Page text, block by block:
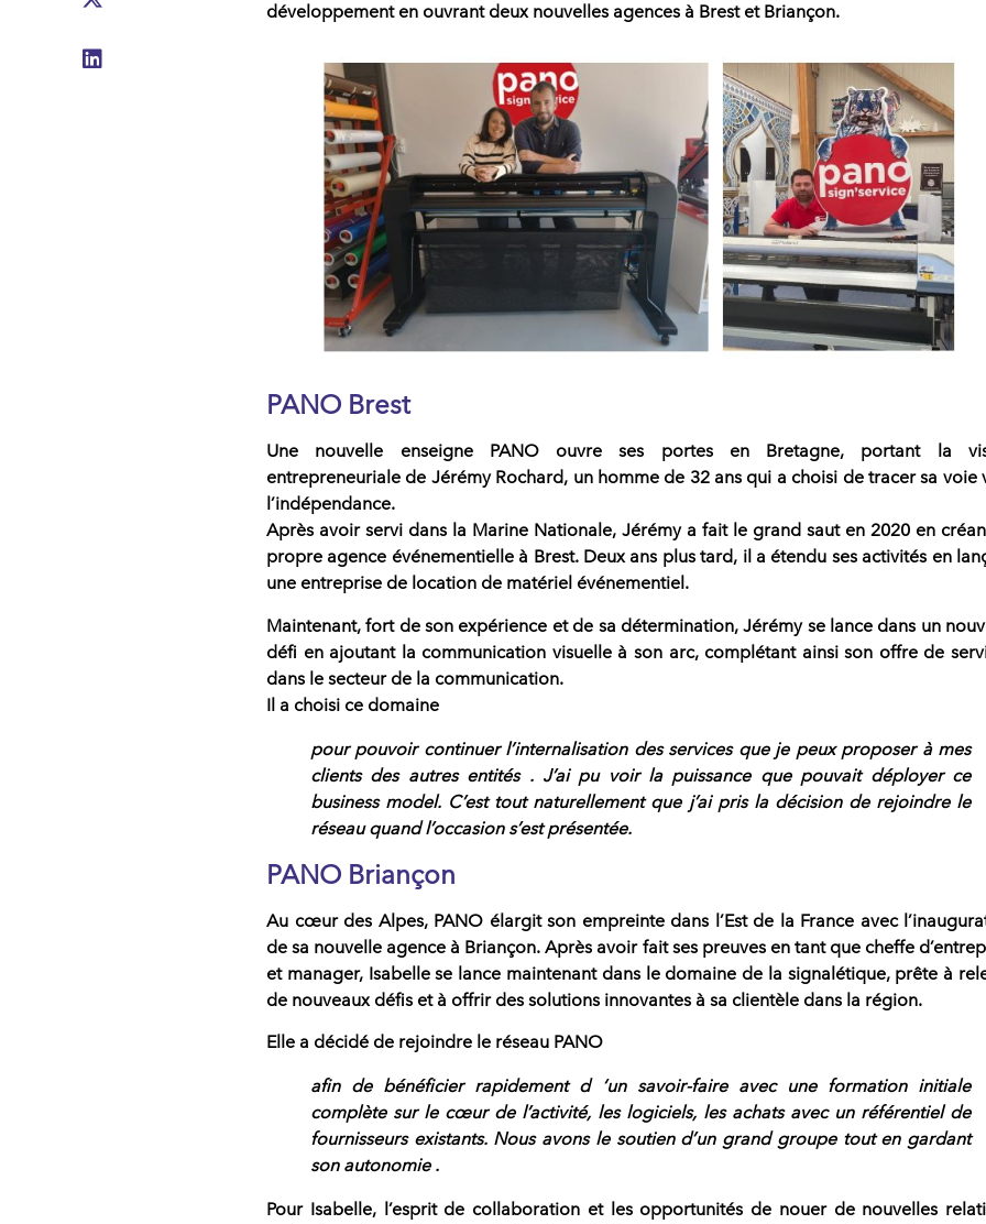
développement en ouvrant deux nouvelles agences à Brest et Briançon.
PANO Brest
Une nouvelle enseigne PANO ouvre ses portes en Bretagne, portant la
entrepreneuriale de Jérémy Rochard, un homme de 32 ans qui a choisi de tracer sa voie
l’indépendance.
Après avoir servi dans la Marine Nationale, Jérémy a fait le grand saut en 2020 en
propre agence événementielle à Brest. Deux ans plus tard, il a étendu ses activités en
une entreprise de location de matériel événementiel.
Maintenant, fort de son expérience et de sa détermination, Jérémy se lance dans un
défi en ajoutant la communication visuelle à son arc, complétant ainsi son offre de
dans le secteur de la communication.
Il a choisi ce domaine
pour pouvoir continuer l’internalisation des services que je peux proposer à mes
clients des autres entités . J’ai pu voir la puissance que pouvait déployer ce
business model. C’est tout naturellement que j’ai pris la décision de rejoindre le
réseau quand l’occasion s’est présentée.
PANO Briançon
Au cœur des Alpes, PANO élargit son empreinte dans l’Est de la France avec
de sa nouvelle agence à Briançon. Après avoir fait ses preuves en tant que cheffe
et manager, Isabelle se lance maintenant dans le domaine de la signalétique, prête à
de nouveaux défis et à offrir des solutions innovantes à sa clientèle dans la région.
Elle a décidé de rejoindre le réseau PANO
afin de bénéficier rapidement d ‘un savoir-faire avec une formation initiale
complètesur le cœur de l’activité, les logiciels, les achats avec un référentiel de
fournisseurs existants. Nous avons le soutien d’un grand groupe tout en gardant
son autonomie .
Pour Isabelle, l’esprit de collaboration et les opportunités de nouer de nouvelles